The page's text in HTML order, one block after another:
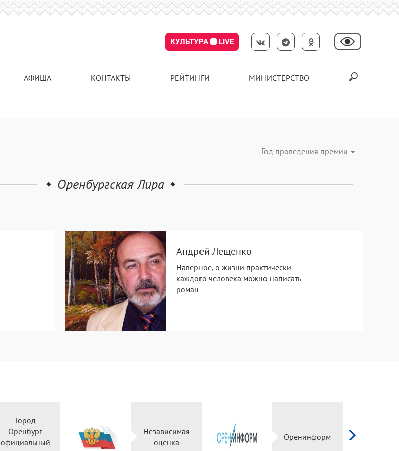
КУЛЬТУРА LIVE
АФИША КОНТАКТЫ РЕЙТИНГИ МИНИСТЕРСТВО
Год проведения премии
Оренбургская Лира
Андрей Лещенко
Наверное, о жизни практически
каждого человека можно написать
роман
Город
Оренбург
официальный
Независимая
оценка
Оренинформ